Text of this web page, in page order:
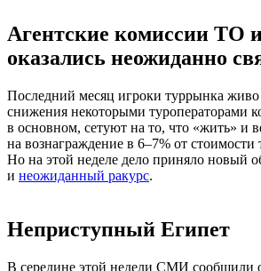
Агентские комиссии ТО
оказались неожиданно
Последний месяц игроки туррынка
снижения некоторыми туроператорами
в основном, сетуют на то, что «жить» и
на вознаграждение в 6–7% от стоимости
Но на этой неделе дело приняло новый
и неожиданный ракурс.
Неприступный Египет
В середине этой недели СМИ сообщили